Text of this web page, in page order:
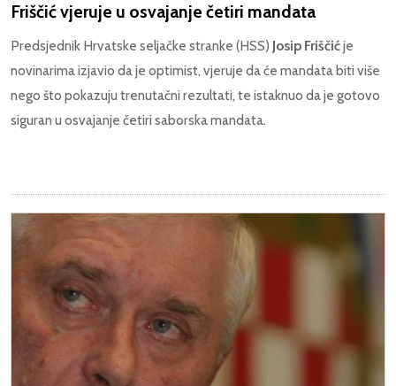
Friščić vjeruje u osvajanje četiri mandata
Predsjednik Hrvatske seljačke stranke (HSS) Josip Friščićje
novinarima izjavio da je optimist, vjeruje da će mandata biti više
nego što pokazuju trenutačni rezultati, te istaknuo da je gotovo
siguran u osvajanje četiri saborska mandata.